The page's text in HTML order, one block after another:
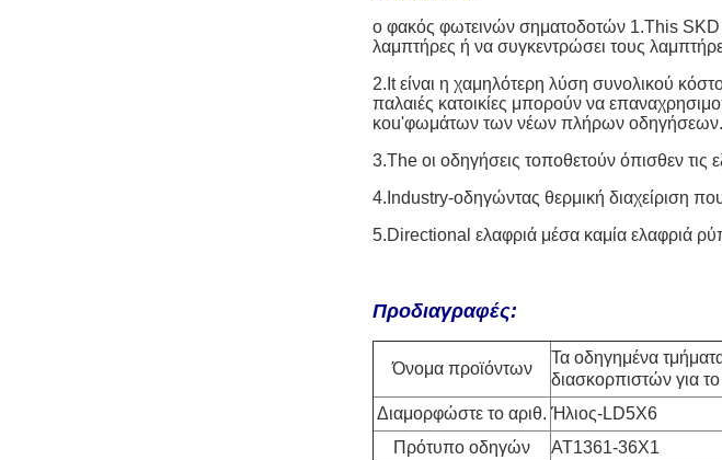
ο φακός φωτεινών σηματοδοτών 1.This SKD
λαμπτήρες ή να συγκεντρώσει τους
2.It είναι η χαμηλότερη λύση συνολικού
παλαιές κατοικίες μπορούν να
κοu'φωμάτων των νέων πλήρων οδηγήσεων.
3.The οι οδηγήσεις τοποθετούν όπισθεν
4.Industry-οδηγώντας θερμική διαχείριση
5.Directional ελαφριά μέσα καμία ελαφριά
Προδιαγραφές:
Όνομα προϊόντων
Τα οδηγημένα
διασκορπιστών για
Διαμορφώστε το αριθ. Ήλιος-LD5X6
Πρότυπο οδηγών
AT1361-36X1